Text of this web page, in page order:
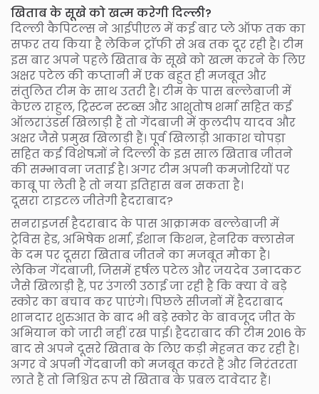
खिताब के सूखे को खत्म करेगी दिल्ली?
दिल्ली कैपिटल्स ने आईपीएल में कई बार प्ले ऑफ तक का
सफर तय किया है लेकिन ट्राॅफी से अब तक दूर रही है। टीम
इस बार अपने पहले खिताब के सूखे को खत्म करने के लिए
अक्षर पटेल की कप्तानी में एक बहुत ही मजबूत और
संतुलित टीम के साथ उतरी है। टीम के पास बल्लेबाजी में
केएल राहुल, ट्रिस्टन स्टब्स और आशुतोष शर्मा सहित कई
ऑलराउंडर्स खिलाड़ी हैं तो गेंदबाजी में कुलदीप यादव और
अक्षर जैसे प्रमुख खिलाड़ी हैं। पूर्व खिलाड़ी आकाश चोपड़ा
सहित कई विशेषज्ञों ने दिल्ली के इस साल खिताब जीतने
की सम्भावना जताई है। अगर टीम अपनी कमजोरियों पर
काबू पा लेती है तो नया इतिहास बन सकता है।
दूसरा टाइटल जीतेगी हैदराबाद?
सनराइजर्स हैदराबाद के पास आक्रामक बल्लेबाजी में
ट्रेविस हेड, अभिषेक शर्मा, ईशान किशन, हेनरिक क्लासेन
के दम पर दूसरा खिताब जीतने का मजबूत मौका है।
लेकिन गेंदबाजी, जिसमें हर्षल पटेल और जयदेव उनादकट
जैसे खिलाड़ी हैं, पर उंगली उठाई जा रही है कि क्या वे बड़े
स्कोर का बचाव कर पाएंगे। पिछले सीजनों में हैदराबाद
शानदार शुरुआत के बाद भी बड़े स्कोर के बावजूद जीत के
अभियान को जारी नहीं रख पाई। हैदराबाद की टीम 2016 के
बाद से अपने दूसरे खिताब के लिए कड़ी मेहनत कर रही है।
अगर वे अपनी गेंदबाजी को मजबूत करते हैं और निरंतरता
लाते हैं तो निश्चित रूप से खिताब के प्रबल दावेदार हैं।